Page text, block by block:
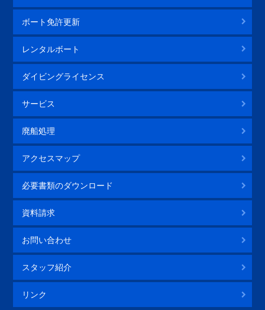
ボート免許更新
レンタルボート
ダイビングライセンス
サービス
廃船処理
アクセスマップ
必要書類のダウンロード
資料請求
お問い合わせ
スタッフ紹介
リンク